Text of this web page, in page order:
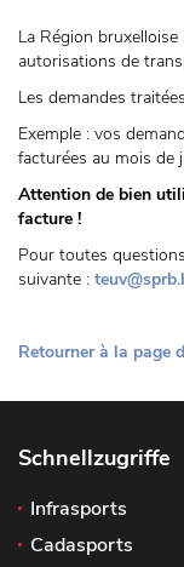
La Région
autorisations de
Les demandes
Exemple : vos
facturées au mois de
Attention de bien
facture !
Pour toutes
suivante :
Retourner à la page
Schnellzugriffe
Infrasports
Cadasports